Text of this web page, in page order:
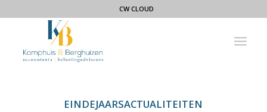
CW CLOUD
EINDEJAARSACTUALITEITEN